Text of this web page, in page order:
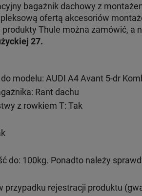
bagażnik dachowy z
ofertą akcesoriów
Thule można zamówić,
27.
modelu: AUDI A4 Avant 5-dr
Rant dachu
z rowkiem T: Tak
do: 100kg. Ponadto należy
przypadku rejestracji produktu